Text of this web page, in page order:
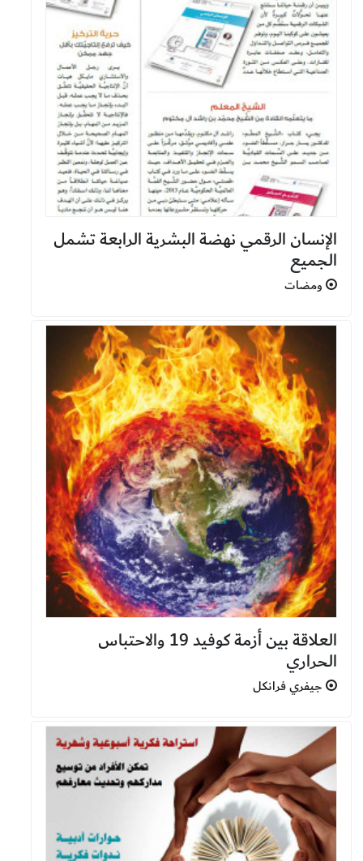
الإنسان الرقمي نهضة البشرية الرابعة تشمل
الجميع
ومضات
العلاقة بين أزمة كوفيد 19 والاحتباس
الحراري
جيفري فرانكل